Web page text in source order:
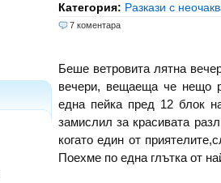
Категория: Разкази с
7 коментара
Беше ветровита лятна
вечери, вещаеща че нещо
една пейка пред 12 блок
замислил за красивата
когато един от
Поехме по една глътка от